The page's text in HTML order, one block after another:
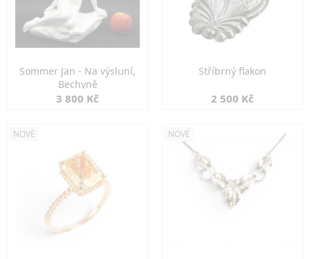
Sommer Jan - Na výsluní,
Bechyně
3 800 Kč
Stříbrný flakon
2 500 Kč
NOVÉ NOVÉ